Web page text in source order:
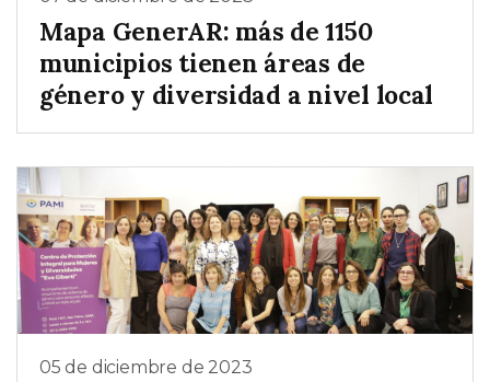
Mapa GenerAR: más de 1150
municipios tienen áreas de
género y diversidad a nivel local
05 de diciembre de 2023